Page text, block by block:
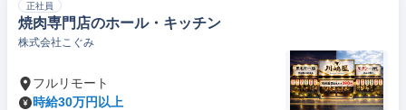
正社員
焼肉専門店のホール・キッチン
株式会社こぐみ
フルリモート
時給30万円以上